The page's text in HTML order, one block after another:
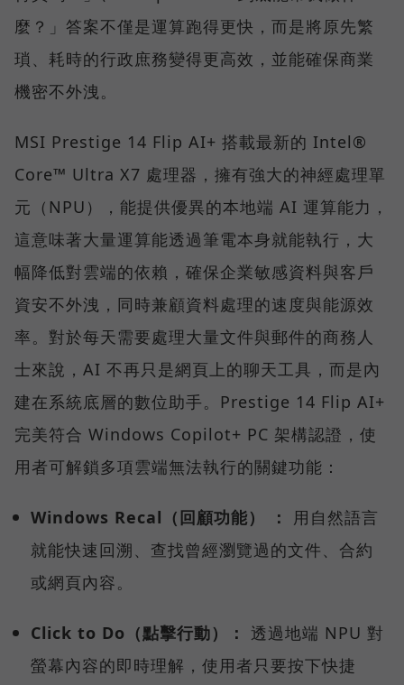
麼？」答案不僅是運算跑得更快，而是將原先繁
瑣、耗時的行政庶務變得更高效，並能確保商業
機密不外洩。
MSI Prestige 14 Flip AI+ 搭載最新的 Intel®
Core™ Ultra X7 處理器，擁有強大的神經處理單
元（NPU），能提供優異的本地端 AI 運算能力，
這意味著大量運算能透過筆電本身就能執行，大
幅降低對雲端的依賴，確保企業敏感資料與客戶
資安不外洩，同時兼顧資料處理的速度與能源效
率。對於每天需要處理大量文件與郵件的商務人
士來說，AI 不再只是網頁上的聊天工具，而是內
建在系統底層的數位助手。Prestige 14 Flip AI+
完美符合 Windows Copilot+ PC 架構認證，使
用者可解鎖多項雲端無法執行的關鍵功能：
Windows Recal（回顧功能） ：
用自然語言
就能快速回溯、查找曾經瀏覽過的文件、合約
或網頁內容。
Click to Do（點擊行動）： 透過地端 NPU 對
螢幕內容的即時理解，使用者只要按下快捷